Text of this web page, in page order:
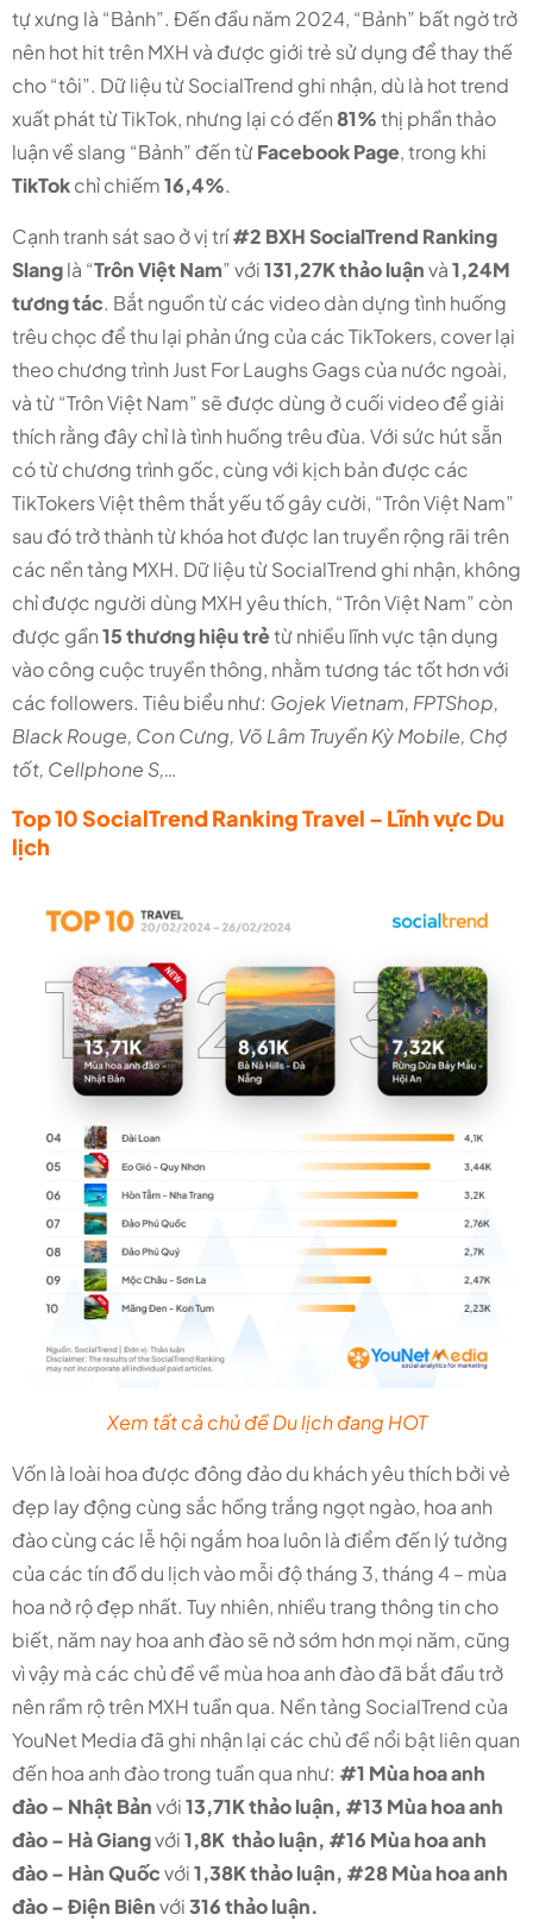
tự xưng là “Bảnh”. Đến đầu năm 2024, “Bảnh” bất ngờ trở
nên hot hit trên MXH và được giới trẻ sử dụng để thay thế
cho “tôi”. Dữ liệu từ SocialTrend ghi nhận, dù là hot trend
xuất phát từ TikTok, nhưng lại có đến81%thị phần thảo
luận về slang “Bảnh” đến từFacebook Page, trong khi
TikTokchỉ chiếm16,4%.
Cạnh tranh sát sao ở vị trí#2 BXH SocialTrend Ranking
Slanglà “Trôn Việt Nam” với131,27K thảo luậnvà1,24M
tương tác. Bắt nguồn từ các video dàn dựng tình huống
trêu chọc để thu lại phản ứng của các TikTokers, cover lại
theo chương trình Just For Laughs Gags của nước ngoài,
và từ “Trôn Việt Nam” sẽ được dùng ở cuối video để giải
thích rằng đây chỉ là tình huống trêu đùa. Với sức hút sẵn
có từ chương trình gốc, cùng với kịch bản được các
TikTokers Việt thêm thắt yếu tố gây cười, “Trôn Việt Nam”
sau đó trở thành từ khóa hot được lan truyền rộng rãi trên
các nền tảng MXH. Dữ liệu từ SocialTrend ghi nhận, không
chỉ được người dùng MXH yêu thích, “Trôn Việt Nam” còn
được gần15 thương hiệu trẻtừ nhiều lĩnh vực tận dụng
vào công cuộc truyền thông, nhằm tương tác tốt hơn với
các followers. Tiêu biểu như: Gojek Vietnam, FPTShop,
Black Rouge, Con Cưng, Võ Lâm Truyền Kỳ Mobile, Chợ
tốt, Cellphone S,…
Top 10 SocialTrend Ranking Travel – Lĩnh vực Du
lịch
Xem tất cả chủ đề Du lịch đang HOT
Vốn là loài hoa được đông đảo du khách yêu thích bởi vẻ
đẹp lay động cùng sắc hồng trắng ngọt ngào, hoa anh
đào cùng các lễ hội ngắm hoa luôn là điểm đến lý tưởng
của các tín đồ du lịch vào mỗi độ tháng 3, tháng 4 – mùa
hoa nở rộ đẹp nhất. Tuy nhiên, nhiều trang thông tin cho
biết, năm nay hoa anh đào sẽ nở sớm hơn mọi năm, cũng
vì vậy mà các chủ đề về mùa hoa anh đào đã bắt đầu trở
nên rầm rộ trên MXH tuần qua. Nền tảng SocialTrend của
YouNet Media đã ghi nhận lại các chủ đề nổi bật liên quan
đến hoa anh đào trong tuần qua như: #1 Mùa hoa anh
đào – Nhật Bảnvới13,71K thảo luận, #13 Mùa hoa anh
đào – Hà Giangvới1,8K thảo luận, #16 Mùa hoa anh
đào – Hàn Quốcvới1,38K thảo luận, #28 Mùa hoa anh
đào – Điện Biênvới316 thảo luận.